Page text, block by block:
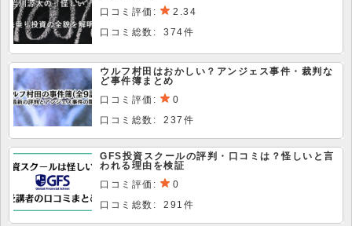
口コミ評価:
2.34
口コミ総数: 374件
ウルフ村田はおかしい？アンジェス事件・裁判な
ど事件簿まとめ
口コミ評価:
0
口コミ総数: 237件
GFS投資スクールの評判・口コミは？怪しいと言
われる理由を検証
口コミ評価:
0
口コミ総数: 291件